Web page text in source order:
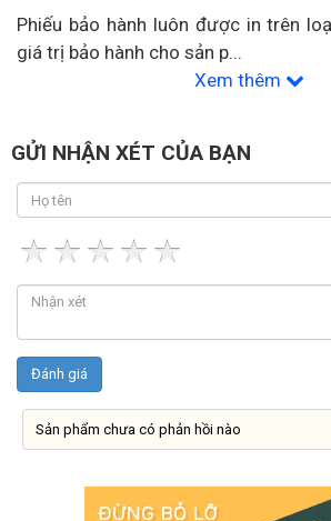
Phiếu bảo hành luôn được in trên
giá trị bảo hành cho sản p...
Xem thêm
GỬI NHẬN XÉT CỦA BẠN
Sản phẩm chưa có phản hồi nào